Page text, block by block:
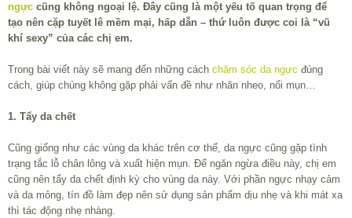
ngực cũng không ngoại lệ. Đây cũng là một yếu tố quan trọng để
tạo nên cặp tuyết lê mềm mại, hấp dẫn – thứ luôn được coi là “vũ
khí sexy” của các chị em.
Trong bài viết này sẽ mang đến những cách chăm sóc da ngực đúng
cách, giúp chúng không gặp phải vấn đề như nhăn nheo, nổi mụn…
1. Tẩy da chết
Cũng giống như các vùng da khác trên cơ thể, da ngực cũng gặp tình
trạng tắc lỗ chân lông và xuất hiện mụn. Để ngăn ngừa điều này, chị em
cũng nên tẩy da chết định kỳ cho vùng da này. Với phần ngực nhạy cảm
và da mỏng, tín đồ làm đẹp nên sử dụng sản phẩm dịu nhẹ và khi mát xa
thì tác động nhẹ nhàng.